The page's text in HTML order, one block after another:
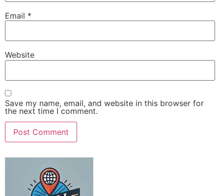
Email *
Website
Save my name, email, and website in this browser for
the next time I comment.